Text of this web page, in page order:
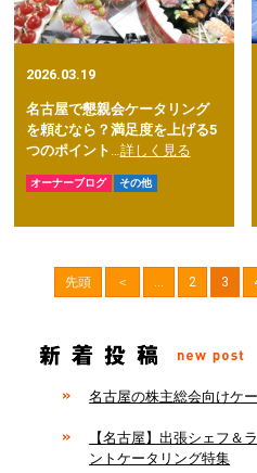
2026.03.19
名古屋で懇親会ケータリング
を頼むなら？満足度を上げる5
つのポイント …詳しく見る
オーナーブログ その他
先頭 ＜ 2 3
名古屋の株主総会向けケ
【名古屋】出張シェフ＆
ントケータリング特集